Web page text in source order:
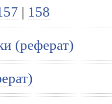
| 158
(реферат)